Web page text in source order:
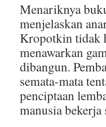
Menariknya
menjelaskan
Kropotkin tidak
menawarkan
dibangun.
semata-mata
penciptaan
manusia bekerja